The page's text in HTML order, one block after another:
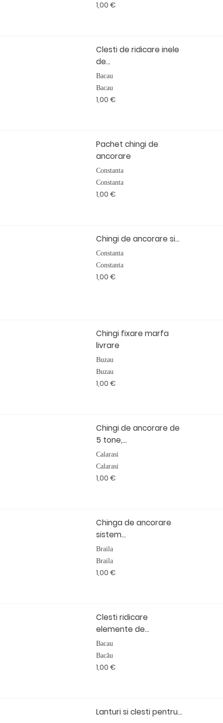
1,00 €
Clesti de ridicare inele
de...
Bacau
Bacau
1,00 €
Pachet chingi de
ancorare
Constanta
Constanta
1,00 €
Chingi de ancorare si...
Constanta
Constanta
1,00 €
Chingi fixare marfa
livrare
Buzau
Buzau
1,00 €
Chingi de ancorare de
5 tone,...
Calarasi
Calarasi
1,00 €
Chinga de ancorare
sistem...
Braila
Braila
1,00 €
Clesti ridicare
elemente de...
Bacau
Bacău
1,00 €
Lanturi si clesti pentru...